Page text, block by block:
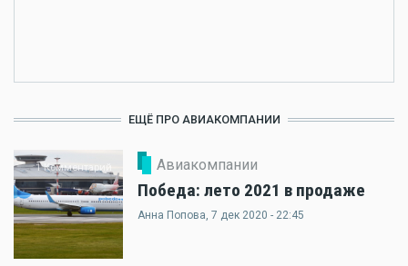
ЕЩЁ ПРО АВИАКОМПАНИИ
1 Комментарий Авиакомпании
Победа: лето 2021 в продаже
Анна Попова, 7 дек 2020 - 22:45